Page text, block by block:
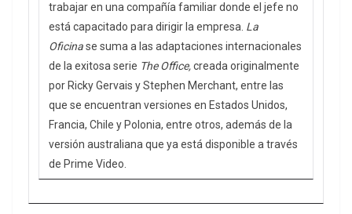
trabajar en una compañía familiar donde el jefe no
está capacitado para dirigir la empresa. La
Oficinase suma a las adaptaciones internacionales
de la exitosa serie The Office,creada originalmente
por Ricky Gervais y Stephen Merchant, entre las
que se encuentran versiones en Estados Unidos,
Francia, Chile y Polonia, entre otros, además de la
versión australiana que ya está disponible a través
de Prime Video.